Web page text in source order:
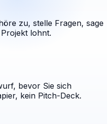
zu, stelle Fragen, sage
lohnt.
bevor Sie sich
kein Pitch-Deck.